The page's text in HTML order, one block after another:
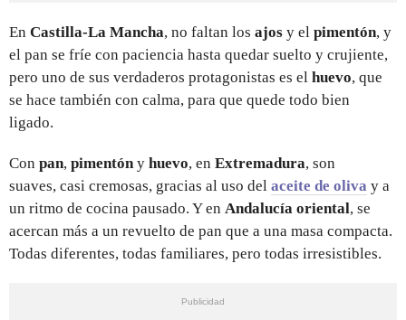
En Castilla-La Mancha, no faltan los ajos y el pimentón, y
el pan se fríe con paciencia hasta quedar suelto y crujiente,
pero uno de sus verdaderos protagonistas es el huevo, que
se hace también con calma, para que quede todo bien
ligado.
Con pan, pimentóny huevo, en Extremadura, son
suaves, casi cremosas, gracias al uso del aceite de oliva y a
un ritmo de cocina pausado. Y en Andalucía oriental, se
acercan más a un revuelto de pan que a una masa compacta.
Todas diferentes, todas familiares, pero todas irresistibles.